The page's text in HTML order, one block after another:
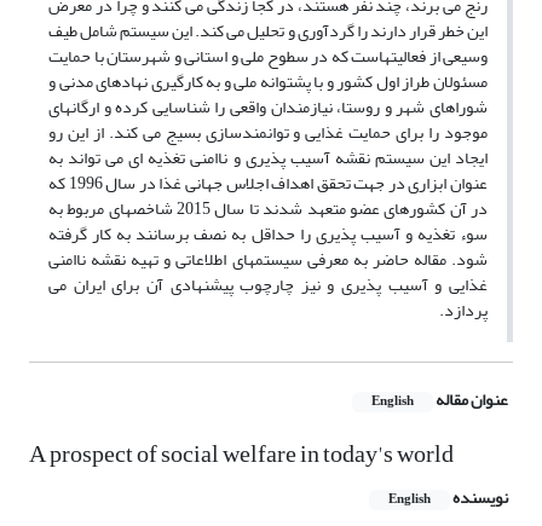
این خطر قرار دارند را گردآوری و تحلیل می کند. این سیستم شامل طیف
وسیعی از فعالیتهاست که در سطوح ملی و استانی و شهرستان با حمایت
مسئولان طراز اول کشور و با پشتوانه ملی و به کارگیری نهادهای مدنی و
شوراهای شهر و روستا، نیازمندان واقعی را شناسایی کرده و ارگانهای
موجود را برای حمایت غذایی و توانمندسازی بسیج می کند. از این رو
ایجاد این سیستم نقشه آسیب پذیری و ناامنی تغذیه ای می تواند به
عنوان ابزاری در جهت تحقق اهداف اجلاس جهانی غذا در سال 1996 که
در آن کشورهای عضو متعهد شدند تا سال 2015 شاخصهای مربوط به
سوء تغذیه و آسیب پذیری را حداقل به نصف برسانند به کار گرفته
شود. مقاله حاضر به معرفی سیستمهای اطلاعاتی و تهیه نقشه ناامنی
غذایی و آسیب پذیری و نیز چارچوب پیشنهادی آن برای ایران می
پردازد.
عنوان مقاله English
A prospect of social welfare in today's world
نویسنده English